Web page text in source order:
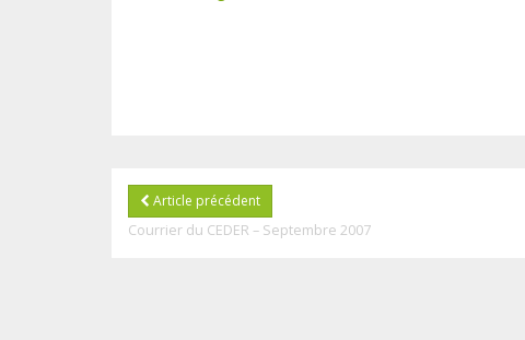
Article précédent
Courrier du CEDER – Septembre 2007